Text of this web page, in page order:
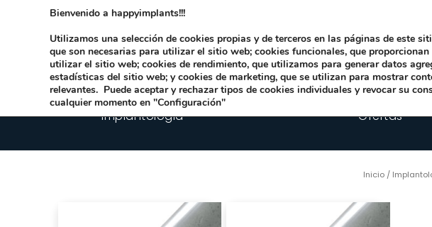
Dirección:
Implantologia Ofertas
Inicio /
Bienvenido a happyimplants!!!
Utilizamos una selección de cookies propias y de terceros en las páginas de este
que son necesarias para utilizar el sitio web; cookies funcionales, que
utilizar el sitio web; cookies de rendimiento, que utilizamos para generar datos
estadísticas del sitio web; y cookies de marketing, que se utilizan para mostrar
relevantes. Puede aceptar y rechazar tipos de cookies individuales y revocar su
cualquier momento en "Configuración"